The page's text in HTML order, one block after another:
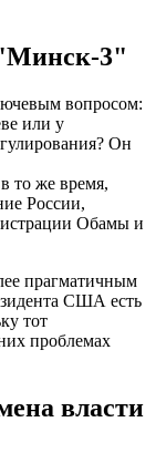
"Минск-3"
вопросом:
или у
Он
то же время,
России,
Обамы и
прагматичным
США есть
тот
проблемах
власти